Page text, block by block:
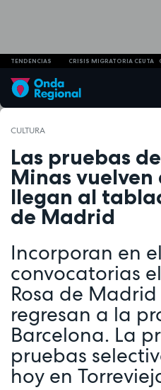
TENDENCIAS CRISIS MIGRATORIA CEUTA
CULTURA
Las pruebas
Minas vuelven
llegan al
de Madrid
Incorporan en
convocatorias
Rosa de
regresan a la
Barcelona. La
pruebas
hoy en